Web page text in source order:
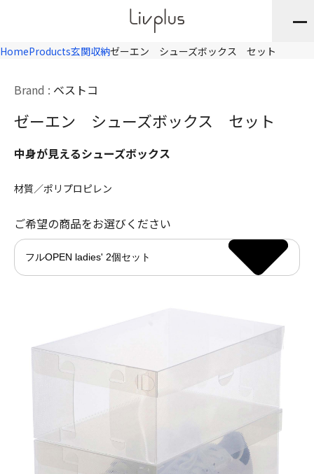
HomeProducts玄関収納ゼーエン シューズボックス セット
Brand : ベストコ
ゼーエン シューズボックス セット
中身が見えるシューズボックス
材質／ポリプロピレン
ご希望の商品をお選びください